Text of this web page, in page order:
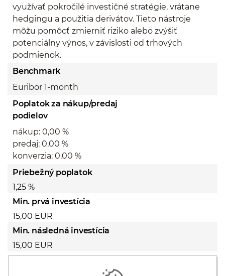
využívať pokročilé investičné stratégie, vrátane
hedgingu a použitia derivátov. Tieto nástroje
môžu pomôcť zmierniť riziko alebo zvýšiť
potenciálny výnos, v závislosti od trhových
podmienok.
Benchmark
Euribor 1-month
Poplatok za nákup/predaj
podielov
nákup: 0,00 %
predaj: 0,00 %
konverzia: 0,00 %
Priebežný poplatok
1,25 %
Min. prvá investícia
15,00 EUR
Min. následná investícia
15,00 EUR